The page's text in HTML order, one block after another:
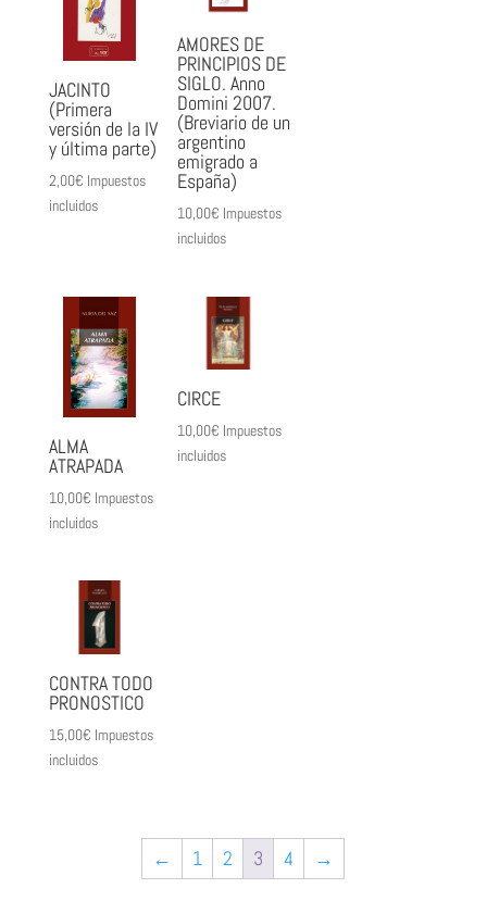
JACINTO
(Primera
versión de la IV
y última parte)
2,00€ Impuestos
incluidos
AMORES DE
PRINCIPIOS DE
SIGLO. Anno
Domini 2007.
(Breviario de un
argentino
emigrado a
España)
10,00€ Impuestos
incluidos
ALMA
ATRAPADA
10,00€ Impuestos
incluidos
CIRCE
10,00€ Impuestos
incluidos
CONTRA TODO
PRONOSTICO
15,00€ Impuestos
incluidos
← 1 2 3 4 →